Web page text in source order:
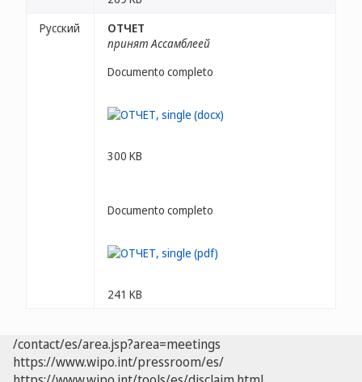
Русский
ОТЧЕТ
принят Ассамблеей
Documento completo
300 KB
Documento completo
241 KB
/contact/es/area.jsp?area=meetings
https://www.wipo.int/pressroom/es/